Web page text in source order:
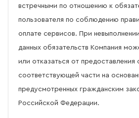
встречными по отношению к
пользователя по соблюдению
оплате сервисов. При
данных обязательств Компания
или отказаться от предоставления
соответствующей части на
предусмотренных гражданским
Российской Федерации.